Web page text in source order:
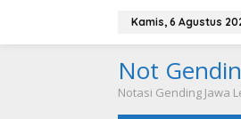
konten
Kamis, 6 Agustus
Not
Notasi Gending Jawa